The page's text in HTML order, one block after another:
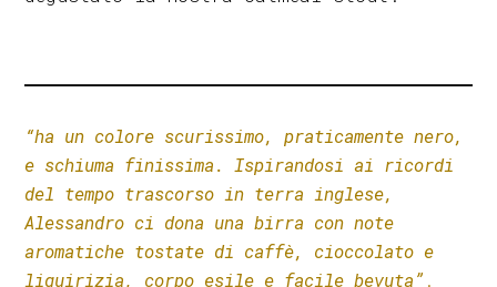
“ha un colore scurissimo, praticamente nero,
e schiuma finissima. Ispirandosi ai ricordi
del tempo trascorso in terra inglese,
Alessandro ci dona una birra con note
aromatiche tostate di caffè, cioccolato e
liquirizia, corpo esile e facile bevuta”.